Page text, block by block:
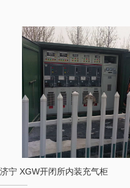
济宁 XGW开闭所内装充气柜